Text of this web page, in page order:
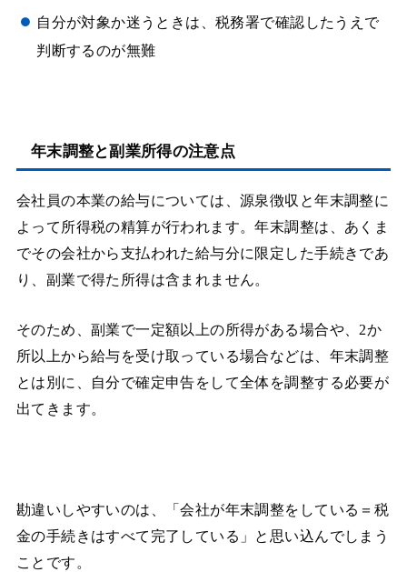
自分が対象か迷うときは、税務署で確認したうえで
判断するのが無難
年末調整と副業所得の注意点
会社員の本業の給与については、源泉徴収と年末調整に
よって所得税の精算が行われます。年末調整は、あくま
でその会社から支払われた給与分に限定した手続きであ
り、副業で得た所得は含まれません。
そのため、副業で一定額以上の所得がある場合や、2か
所以上から給与を受け取っている場合などは、年末調整
とは別に、自分で確定申告をして全体を調整する必要が
出てきます。
勘違いしやすいのは、「会社が年末調整をしている＝税
金の手続きはすべて完了している」と思い込んでしまう
ことです。